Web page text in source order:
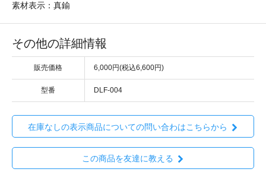
素材表示：真鍮
その他の詳細情報
販売価格 6,000円(税込6,600円)
型番 DLF-004
在庫なしの表示商品についての問い合わはこちらから
この商品を友達に教える